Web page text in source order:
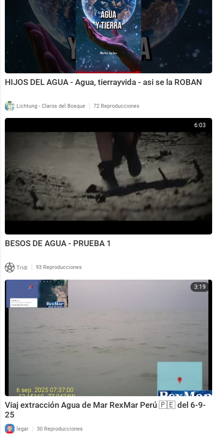
HIJOS DEL AGUA - Agua, tierrayvida - asi se la ROBAN
Lichtung - Claros del Bosque | 72 Reproducciones
6:03
BESOS DE AGUA - PRUEBA 1
Tridi | 93 Reproducciones
3:19
Viaj extracción Agua de Mar RexMar Perú 🇵🇪 del 6-9-
25
legar | 30 Reproducciones